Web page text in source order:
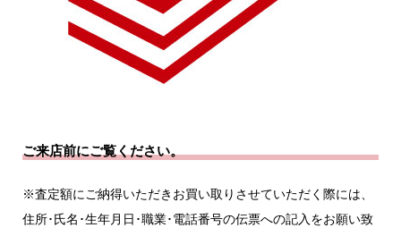
ご来店前にご覧ください。
※査定額にご納得いただきお買い取りさせていただく際には、
住所･氏名･生年月日･職業･電話番号の伝票への記入をお願い致